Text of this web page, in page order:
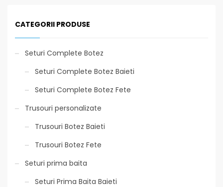
CATEGORII PRODUSE
Seturi Complete Botez
Seturi Complete Botez Baieti
Seturi Complete Botez Fete
Trusouri personalizate
Trusouri Botez Baieti
Trusouri Botez Fete
Seturi prima baita
Seturi Prima Baita Baieti